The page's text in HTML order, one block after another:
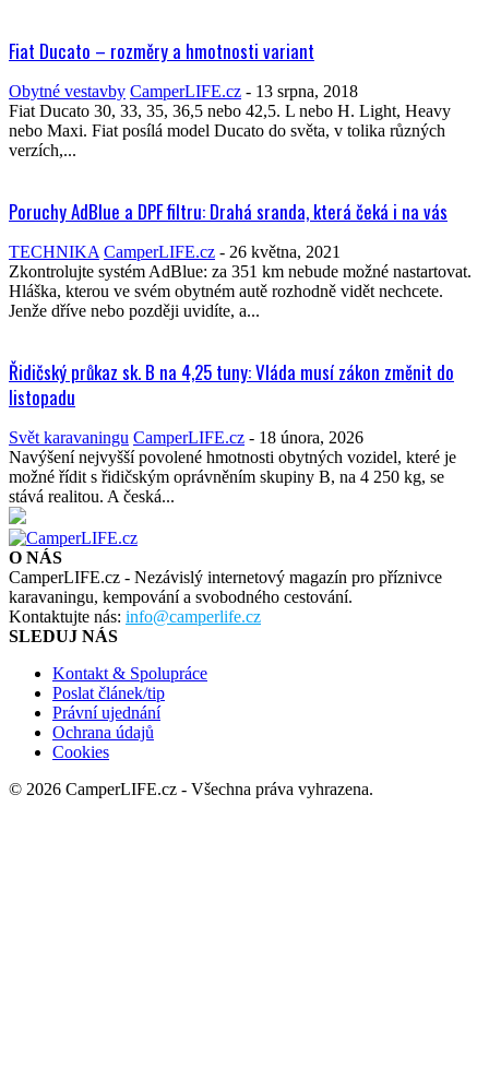
Fiat Ducato – rozměry a hmotnosti variant
Obytné vestavby CamperLIFE.cz - 13 srpna, 2018
Fiat Ducato 30, 33, 35, 36,5 nebo 42,5. L nebo H. Light, Heavy
nebo Maxi. Fiat posílá model Ducato do světa, v tolika různých
verzích,...
Poruchy AdBlue a DPF filtru: Drahá sranda, která čeká i na vás
TECHNIKA CamperLIFE.cz - 26 května, 2021
Zkontrolujte systém AdBlue: za 351 km nebude možné nastartovat.
Hláška, kterou ve svém obytném autě rozhodně vidět nechcete.
Jenže dříve nebo později uvidíte, a...
Řidičský průkaz sk. B na 4,25 tuny: Vláda musí zákon změnit do
listopadu
Svět karavaningu CamperLIFE.cz - 18 února, 2026
Navýšení nejvyšší povolené hmotnosti obytných vozidel, které je
možné řídit s řidičským oprávněním skupiny B, na 4 250 kg, se
stává realitou. A česká...
O NÁS
CamperLIFE.cz - Nezávislý internetový magazín pro příznivce
karavaningu, kempování a svobodného cestování.
Kontaktujte nás: info@camperlife.cz
SLEDUJ NÁS
Kontakt & Spolupráce
Poslat článek/tip
Právní ujednání
Ochrana údajů
Cookies
© 2026 CamperLIFE.cz - Všechna práva vyhrazena.